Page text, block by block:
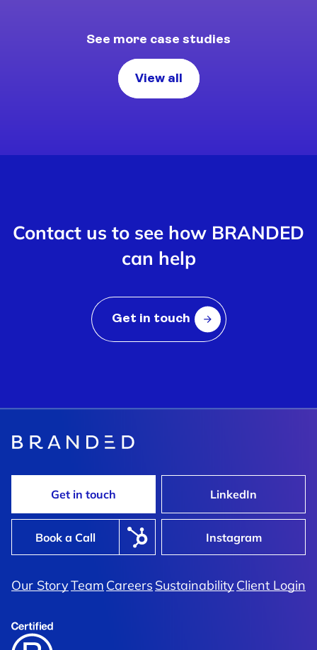
See more case studies
View all
Contact us to see how BRANDED
can help
Get in touch
Get in touch LinkedIn
Book a Call Instagram
Our StoryTeam Careers SustainabilityClient Login